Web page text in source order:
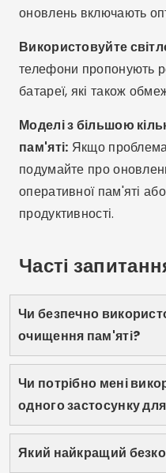
Висновок
Немає потреби
зависаючого
правильних програм ви
звільнити місце та
лічені хвилини, і все це
Спробуйте
телефон
щоб звертатися до
та поділіться нею з
проблем з пам'яттю!
Поділитися: